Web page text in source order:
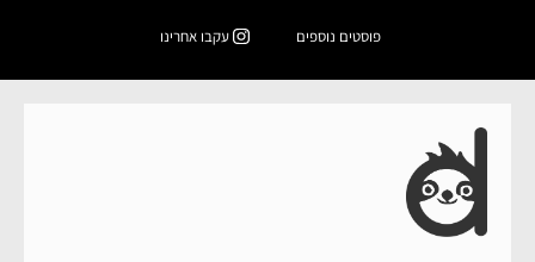
פוסטים נוספים עקבו אחרינו